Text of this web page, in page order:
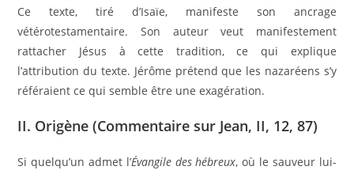
Ce texte, tiré d’Isaïe, manifeste son ancrage
vétérotestamentaire. Son auteur veut manifestement
rattacher Jésus à cette tradition, ce qui explique
l’attribution du texte. Jérôme prétend que les nazaréens s’y
référaient ce qui semble être une exagération.
II. Origène (Commentaire sur Jean, II, 12, 87)
Si quelqu’un admet l’Évangile des hébreux, où le sauveur lui-